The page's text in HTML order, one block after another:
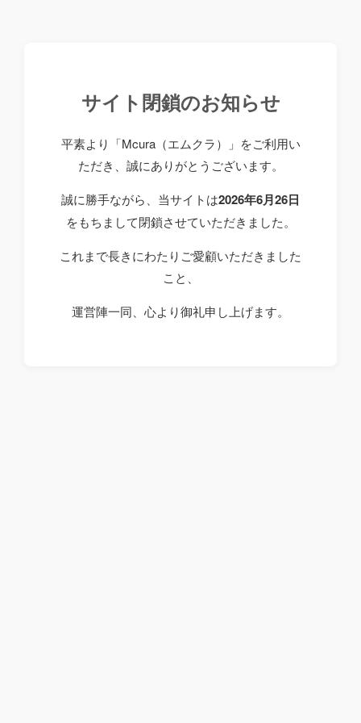
サイト閉鎖のお知らせ
平素より「Mcura（エムクラ）」をご利用い
ただき、誠にありがとうございます。
誠に勝手ながら、当サイトは2026年6月26日
をもちまして閉鎖させていただきました。
これまで長きにわたりご愛顧いただきました
こと、
運営陣一同、心より御礼申し上げます。